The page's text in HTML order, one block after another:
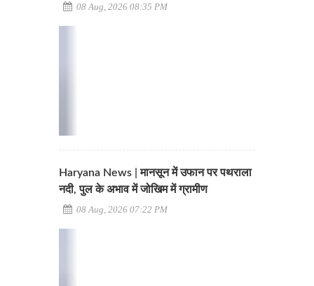
08 Aug, 2026 08:35 PM
Haryana News | मानसून में उफान पर पथराला
नदी, पुल के अभाव में जोखिम में ग्रामीण
08 Aug, 2026 07:22 PM